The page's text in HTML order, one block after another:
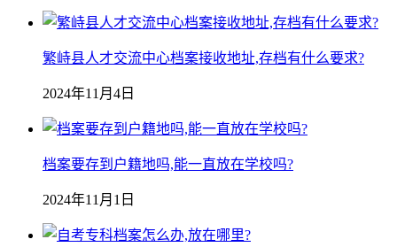
繁峙县人才交流中心档案接收地址,存档有什么要求?
2024年11月4日
档案要存到户籍地吗,能一直放在学校吗?
2024年11月1日